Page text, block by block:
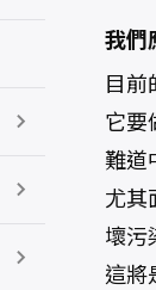
我們
目前
它要
難道
尤其
壞污
這將